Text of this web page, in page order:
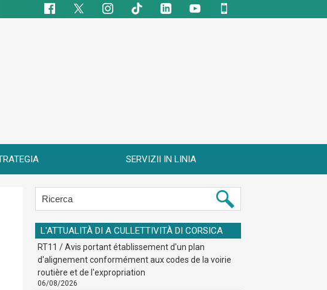
SERVIZII IN LINIA
L'ATTUALITÀ DI A CULLETTIVITÀ DI CORSICA
RT11 / Avis portant établissement d'un plan
d'alignement conformément aux codes de la voirie
routière et de l'expropriation
06/08/2026